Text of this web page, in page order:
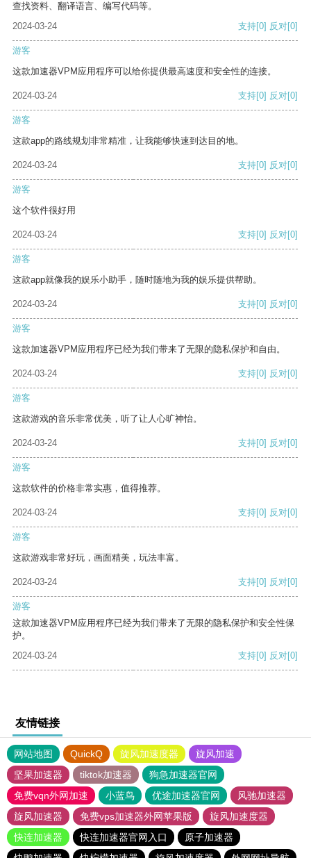
查找资料、翻译语言、编写代码等。
2024-03-24
支持[0] 反对[0]
游客
这款加速器VPM应用程序可以给你提供最高速度和安全性的连接。
2024-03-24 支持[0] 反对[0]
游客
这款app的路线规划非常精准，让我能够快速到达目的地。
2024-03-24 支持[0] 反对[0]
游客
这个软件很好用
2024-03-24 支持[0] 反对[0]
游客
这款app就像我的娱乐小助手，随时随地为我的娱乐提供帮助。
2024-03-24 支持[0] 反对[0]
游客
这款加速器VPM应用程序已经为我们带来了无限的隐私保护和自由。
2024-03-24 支持[0] 反对[0]
游客
这款游戏的音乐非常优美，听了让人心旷神怡。
2024-03-24 支持[0] 反对[0]
游客
这款软件的价格非常实惠，值得推荐。
2024-03-24 支持[0] 反对[0]
游客
这款游戏非常好玩，画面精美，玩法丰富。
2024-03-24 支持[0] 反对[0]
游客
这款加速器VPM应用程序已经为我们带来了无限的隐私保护和安全性保
护。
2024-03-24
支持[0] 反对[0]
友情链接
网站地图 QuickQ 旋风加速度器
旋风加速
坚果加速器
tiktok加速器
狗急加速器官网
免费vqn外网加速
小蓝鸟 优途加速器官网
风驰加速器
旋风加速器
免费vps加速器外网苹果版
旋风加速度器
快连加速器
快连加速器官网入口
原子加速器